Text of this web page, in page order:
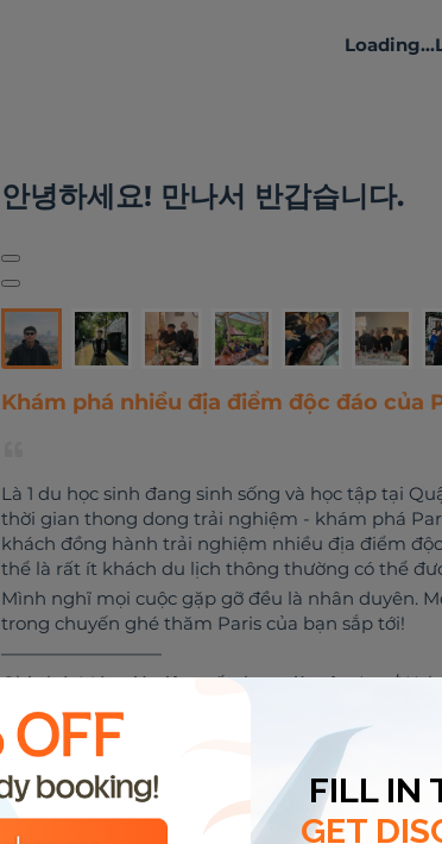
Loading...
안녕하세요! 만나서 반갑습니다.
Khám phá nhiều địa điểm độc đáo của
Là 1 du học sinh đang sinh sống và học tập tại
thời gian thong dong trải nghiệm - khám phá
khách đồng hành trải nghiệm nhiều địa điểm
thể là rất ít khách du lịch thông thường có thể
Mình nghĩ mọi cuộc gặp gỡ đều là nhân duyên.
trong chuyến ghé thăm Paris của bạn sắp tới!
—————————
Ghi chú: Mức giá niêm yết theo giờ trên App/
chi phí như tiền tip, ăn ở, đi lại... của Buddy. Mỗi
hành trình... cụ thể khác nhau.
Khách hàng vui lòng liên hệ Fanpage COvivu
tiết về hành trình, nhu cầu... và nhận tư vấn cụ
cho hành trình của mình."